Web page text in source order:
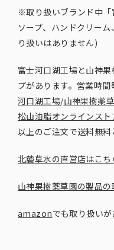
※取り扱いブランド中「
ソープ、ハンドクリー
り扱いはありません)
富士河口湖工場と山神
プがあります。営業時間
河口湖工場/山神果樹薬
松山油脂オンラインスト
以上のご注文で送料無料
北麓草水の直営店はこち
山神果樹薬草園の製品の
amazonでも取り扱いが